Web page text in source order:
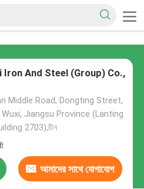
Iron And Steel (Group) Co.,
Middle Road, Dongting Street,
Jiangsu Province (Lanting
2703),চীন
আমাদের সাথে যোগাযোগ